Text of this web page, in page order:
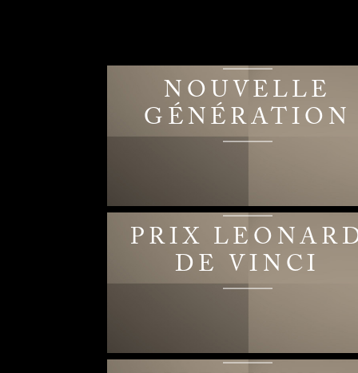
NOUVELLE
GÉNÉRATION
PRIX
DE VINCI